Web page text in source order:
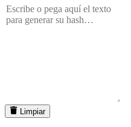
Limpiar